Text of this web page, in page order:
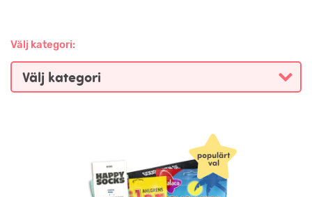
Välj kategori: